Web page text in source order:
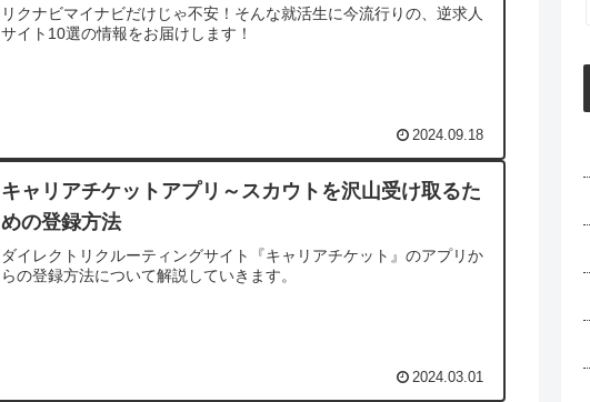
リクナビマイナビだけじゃ不安！そんな就活生に今流行りの、逆求人
サイト10選の情報をお届けします！
2024.09.18
キャリアチケットアプリ～スカウトを沢山受け取るた
めの登録方法
ダイレクトリクルーティングサイト『キャリアチケット』のアプリか
らの登録方法について解説していきます。
2024.03.01